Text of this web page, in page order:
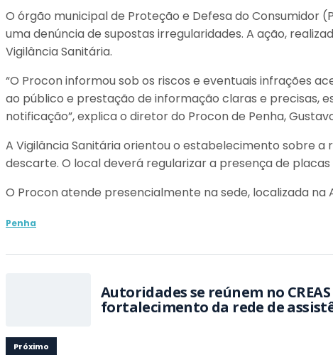
O órgão municipal de Proteção e Defesa do Consumidor
uma denúncia de supostas irregularidades. A ação,
Vigilância Sanitária.
“O Procon informou sob os riscos e eventuais infrações
ao público e prestação de informação claras e precisas,
notificação”, explica o diretor do Procon de Penha,
A Vigilância Sanitária orientou o estabelecimento sobre
descarte. O local deverá regularizar a presença de
O Procon atende presencialmente na sede, localizada na
Penha
Autoridades se reúnem no
fortalecimento da rede de
Próximo